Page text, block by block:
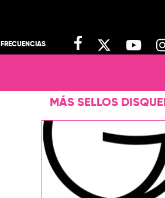
FRECUENCIAS
MÁS SELLOS